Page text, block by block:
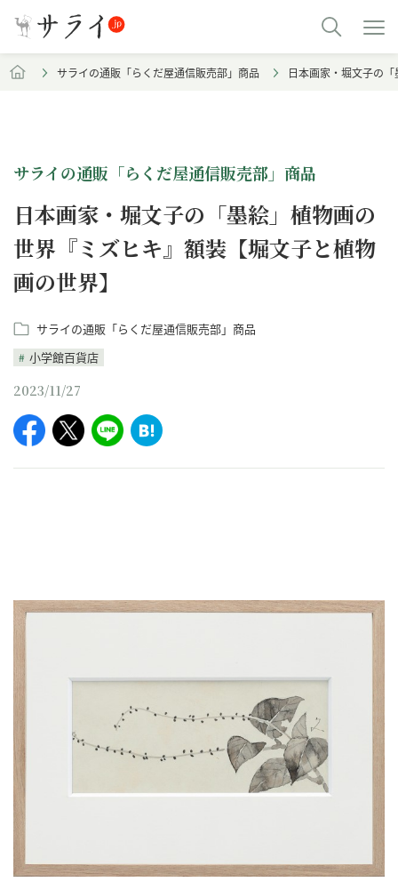
サライの通販「らくだ屋通信販売部」商品 日本画家・堀文子の
サライの通販「らくだ屋通信販売部」商品
日本画家・堀文子の「墨絵」植物画の
世界『ミズヒキ』額装【堀文子と植物
画の世界】
サライの通販「らくだ屋通信販売部」商品
小学館百貨店
2023/11/27